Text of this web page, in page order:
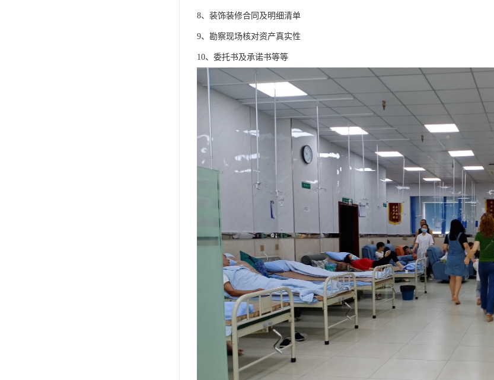
8、装饰装修合同及明细清单
9、勘察现场核对资产真实性
10、委托书及承诺书等等